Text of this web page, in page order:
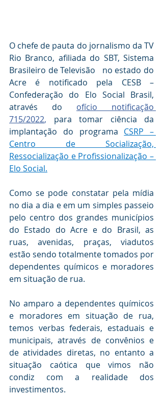
O chefe de pauta do jornalismo da TV
Rio Branco, afiliada do SBT, Sistema
Brasileiro de Televisão   no estado do
Acre é notificado pela CESB –
Confederação do Elo Social Brasil,
através do ofício notificação
715/2022, para tomar ciência da
implantação do programa CSRP –
Centro de Socialização,
Ressocialização e Profissionalização –
Elo Social.
Como se pode constatar pela mídia
no dia a dia e em um simples passeio
pelo centro dos grandes municípios
do Estado do Acre e do Brasil, as
ruas, avenidas, praças, viadutos
estão sendo totalmente tomados por
dependentes químicos e moradores
em situação de rua.
No amparo a dependentes químicos
e moradores em situação de rua,
temos verbas federais, estaduais e
municipais, através de convênios e
de atividades diretas, no entanto a
situação caótica que vimos não
condiz com a realidade dos
investimentos.